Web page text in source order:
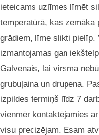
ieteicams uzlīmes līmēt
temperatūrā, kas zemāka
grādiem, līme slikti pielīp.
izmantojamas gan
Galvenais, lai virsma
grubuļaina un drupena.
izpildes termiņš līdz 7
vienmēr kontaktējamies
visu precizējam. Esam